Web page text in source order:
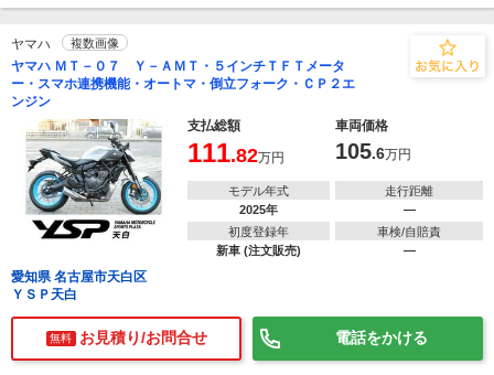
ヤマハ 複数画像
ヤマハ ＭＴ－０７ Ｙ－ＡＭＴ・５インチＴＦＴメータ
ー・スマホ連携機能・オートマ・倒立フォーク・ＣＰ２エ
ンジン
支払総額
車両価格
111.82万円 105.6万円
モデル年式
2025年
走行距離
―
初度登録年
新車 (注文販売)
車検/自賠責
―
愛知県 名古屋市天白区
ＹＳＰ天白
無料 お見積り/お問合せ 電話をかける